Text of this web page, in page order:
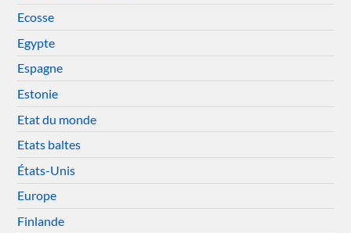
Ecosse
Egypte
Espagne
Estonie
Etat du monde
Etats baltes
États-Unis
Europe
Finlande